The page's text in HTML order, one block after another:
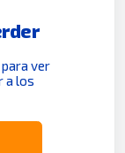
ver
a los